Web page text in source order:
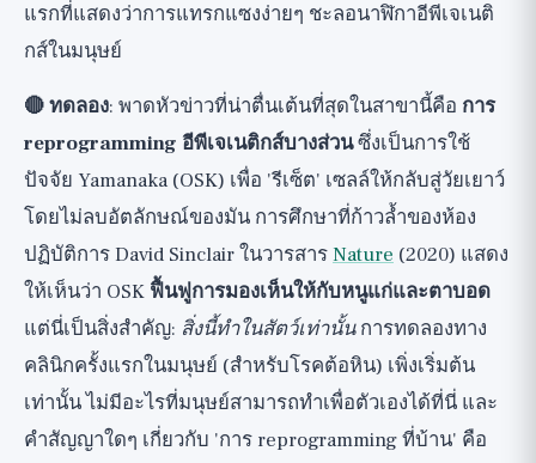
แรกที่แสดงว่าการแทรกแซงง่ายๆ ชะลอนาฬิกาอีพีเจเนติ
กส์ในมนุษย์
🔴 ทดลอง: พาดหัวข่าวที่น่าตื่นเต้นที่สุดในสาขานี้คือ การ
reprogramming อีพีเจเนติกส์บางส่วนซึ่งเป็นการใช้
ปัจจัย Yamanaka (OSK) เพื่อ 'รีเซ็ต' เซลล์ให้กลับสู่วัยเยาว์
โดยไม่ลบอัตลักษณ์ของมัน การศึกษาที่ก้าวล้ำของห้อง
ปฏิบัติการ David Sinclair ในวารสารNature (2020) แสดง
ให้เห็นว่า OSK ฟื้นฟูการมองเห็นให้กับหนูแก่และตาบอด
แต่นี่เป็นสิ่งสำคัญ: สิ่งนี้ทำในสัตว์เท่านั้นการทดลองทาง
คลินิกครั้งแรกในมนุษย์ (สำหรับโรคต้อหิน) เพิ่งเริ่มต้น
เท่านั้น ไม่มีอะไรที่มนุษย์สามารถทำเพื่อตัวเองได้ที่นี่ และ
คำสัญญาใดๆ เกี่ยวกับ 'การ reprogramming ที่บ้าน' คือ